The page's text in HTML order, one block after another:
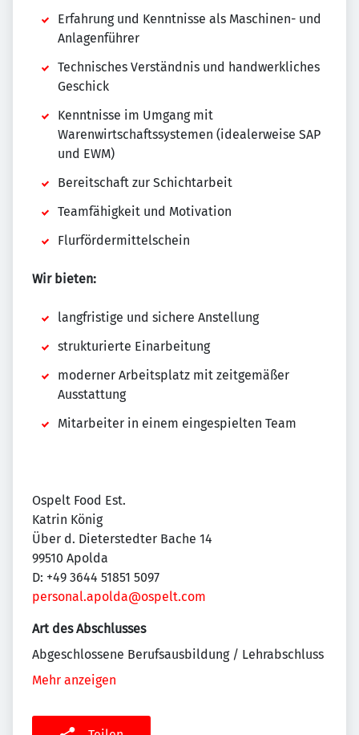
Erfahrung und Kenntnisse als Maschinen- und
Anlagenführer
Technisches Verständnis und handwerkliches
Geschick
Kenntnisse im Umgang mit
Warenwirtschaftssystemen (idealerweise SAP
und EWM)
Bereitschaft zur Schichtarbeit
Teamfähigkeit und Motivation
Flurfördermittelschein
Wir bieten:
langfristige und sichere Anstellung
strukturierte Einarbeitung
moderner Arbeitsplatz mit zeitgemäßer
Ausstattung
Mitarbeiter in einem eingespielten Team
Ospelt Food Est.
Katrin König
Über d. Dieterstedter Bache 14
99510 Apolda
D: +49 3644 51851 5097
personal.apolda@ospelt.com
Art des Abschlusses
Abgeschlossene Berufsausbildung / Lehrabschluss
Mehr anzeigen